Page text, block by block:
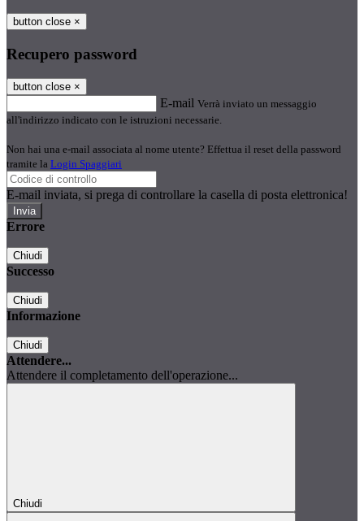
button close ×
Recupero password
button close ×
E-mail Verrà inviato un messaggio
all'indirizzo indicato con le istruzioni necessarie.
Non hai una e-mail associata al nome utente? Effettua il reset della password
tramite la Login Spaggiari
E-mail inviata, si prega di controllare la casella di posta elettronica!
Errore
Chiudi
Successo
Chiudi
Informazione
Chiudi
Attendere...
Attendere il completamento dell'operazione...
Chiudi